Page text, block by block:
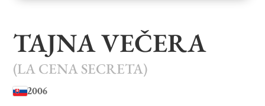
TAJNA VEČERA
(LA CENA SECRETA)
2006